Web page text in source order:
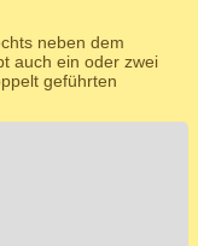
neben dem
auch ein oder zwei
geführten